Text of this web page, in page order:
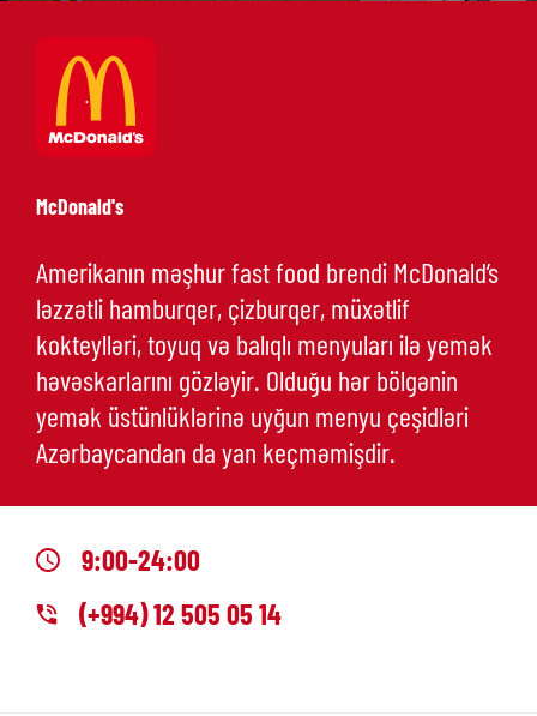
McDonald's
Amerikanın məşhur fast food brendi McDonald’s
ləzzətli hamburqer, çizburqer, müxətlif
kokteylləri, toyuq və balıqlı menyuları ilə yemək
həvəskarlarını gözləyir. Olduğu hər bölgənin
yemək üstünlüklərinə uyğun menyu çeşidləri
Azərbaycandan da yan keçməmişdir.
9:00-24:00
(+994) 12 505 05 14